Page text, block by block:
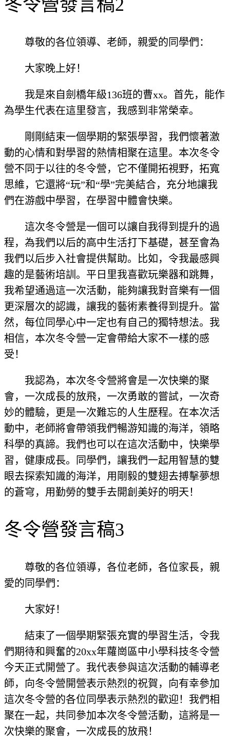
冬令營發言稿2
尊敬的各位領導、老師，親愛的同學們：
大家晚上好！
我是來自劍橋年級136班的曹xx。首先，能作
為學生代表在這里發言，我感到非常榮幸。
剛剛結束一個學期的緊張學習，我們懷著激
動的心情和對學習的熱情相聚在這里。本次冬令
營不同于以往的冬令營，它不僅開拓視野，拓寬
思維，它還將“玩”和“學”完美結合，充分地讓我
們在游戲中學習，在學習中體會快樂。
這次冬令營是一個可以讓自我得到提升的過
程，為我們以后的高中生活打下基礎，甚至會為
我們以后步入社會提供幫助。比如，令我最感興
趣的是藝術培訓。平日里我喜歡玩樂器和跳舞，
我希望通過這一次活動，能夠讓我對音樂有一個
更深層次的認識，讓我的藝術素養得到提升。當
然，每位同學心中一定也有自己的獨特想法。我
相信，本次冬令營一定會帶給大家不一樣的感
受！
我認為，本次冬令營將會是一次快樂的聚
會，一次成長的放飛，一次勇敢的嘗試，一次奇
妙的體驗，更是一次難忘的人生歷程。在本次活
動中，老師將會帶領我們暢游知識的海洋，領略
科學的真諦。我們也可以在這次活動中，快樂學
習，健康成長。同學們，讓我們一起用智慧的雙
眼去探索知識的海洋，用剛毅的雙翅去搏擊夢想
的蒼穹，用勤勞的雙手去開創美好的明天！
冬令營發言稿3
尊敬的各位領導，各位老師，各位家長，親
愛的同學們：
大家好！
結束了一個學期緊張充實的學習生活，令我
們期待和興奮的20xx年蘿崗區中小學科技冬令營
今天正式開營了。我代表參與這次活動的輔導老
師，向冬令營開營表示熱烈的祝賀，向有幸參加
這次冬令營的各位同學表示熱烈的歡迎！我們相
聚在一起，共同參加本次冬令營活動，這將是一
次快樂的聚會，一次成長的放飛！